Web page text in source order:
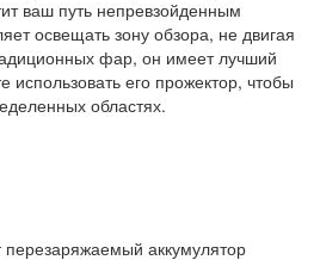
ваш путь непревзойденным
освещать зону обзора, не двигая
фар, он имеет лучший
использовать его прожектор, чтобы
областях.
аккумулятор